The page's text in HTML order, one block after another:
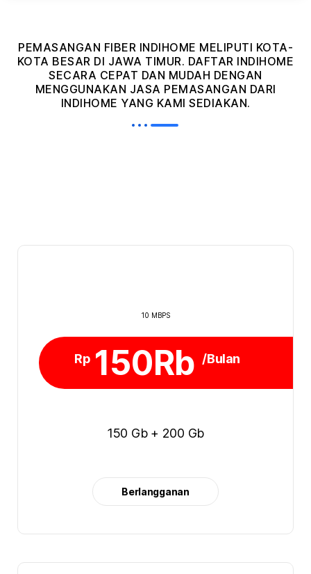
PEMASANGAN FIBER INDIHOME MELIPUTI KOTA-
KOTA BESAR DI JAWA TIMUR. DAFTAR INDIHOME
SECARA CEPAT DAN MUDAH DENGAN
MENGGUNAKAN JASA PEMASANGAN DARI
INDIHOME YANG KAMI SEDIAKAN.
10 MBPS
Rp 150Rb /Bulan
150 Gb + 200 Gb
Berlangganan